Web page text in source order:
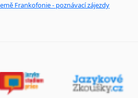
Frankofonie - poznávací zájezdy